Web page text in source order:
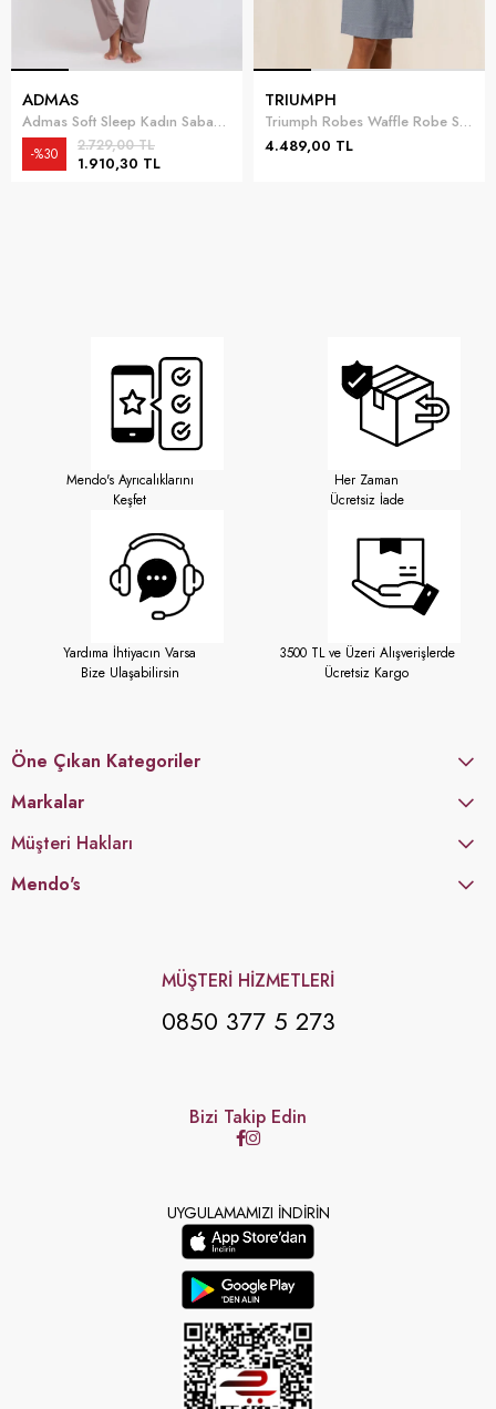
ADMAS
Admas Soft Sleep Kadın Sabahlık
1.910,30 TL
2.729,00 TL
%30
TRIUMPH
Triumph Robes Waffle Robe Sabahlık
4.489,00 TL
Mendo's Ayrıcalıklarını
Keşfet
Her Zaman
Ücretsiz İade
Yardıma İhtiyacın Varsa
Bize Ulaşabilirsin
3500 TL ve Üzeri Alışverişlerde
Ücretsiz Kargo
Öne Çıkan Kategoriler
Markalar
Müşteri Hakları
Mendo's
MÜŞTERİ HİZMETLERİ
0850 377 5 273
Bizi Takip Edin
UYGULAMAMIZI İNDİRİN